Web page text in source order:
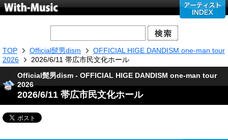
TOP Official髭男dism
OFFICIAL HIGE DANDISM one-man tour
2026
2026/6/11 帯広市民文化ホール
Official髭男dism - OFFICIAL HIGE DANDISM one-man tour
2026
2026/6/11 帯広市民文化ホール